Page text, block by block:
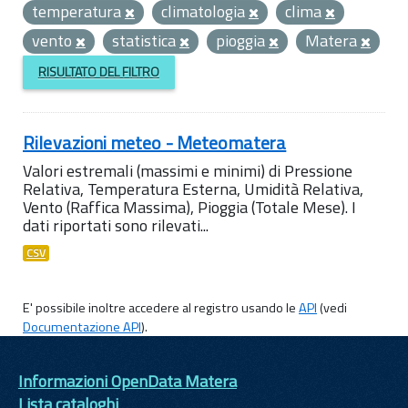
temperatura
climatologia
clima
vento
statistica pioggia Matera
RISULTATO DEL FILTRO
Rilevazioni meteo - Meteomatera
Valori estremali (massimi e minimi) di Pressione
Relativa, Temperatura Esterna, Umidità Relativa,
Vento (Raffica Massima), Pioggia (Totale Mese). I
dati riportati sono rilevati...
CSV
E' possibile inoltre accedere al registro usando leAPI(vedi
Documentazione API).
Informazioni OpenData Matera